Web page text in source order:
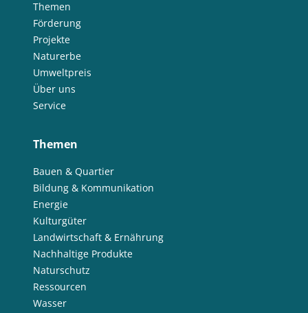
Themen
Förderung
Projekte
Naturerbe
Umweltpreis
Über uns
Service
Themen
Bauen & Quartier
Bildung & Kommunikation
Energie
Kulturgüter
Landwirtschaft & Ernährung
Nachhaltige Produkte
Naturschutz
Ressourcen
Wasser